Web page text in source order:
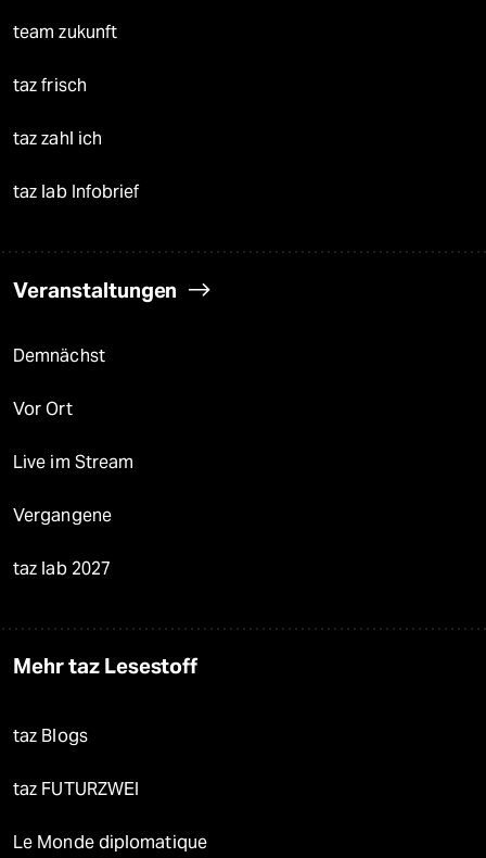
team zukunft
taz frisch
taz zahl ich
taz lab Infobrief
Veranstaltungen
Demnächst
Vor Ort
Live im Stream
Vergangene
taz lab 2027
Mehr taz Lesestoff
taz Blogs
taz FUTURZWEI
Le Monde diplomatique